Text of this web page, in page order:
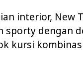
interior, New
sporty dengan
kursi